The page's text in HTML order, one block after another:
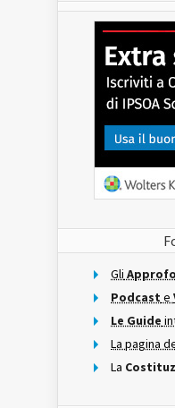
Gli
Podcast e
Le Guide
La pagina
La